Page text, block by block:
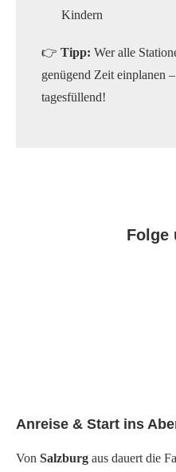
Kindern
👉 Tipp: Wer alle
genügend Zeit einplanen
tagesfüllend!
Folge
Anreise & Start ins
Von Salzburg aus dauert die